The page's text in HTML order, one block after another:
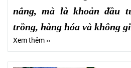
nắng, mà là khoản đầu
trồng, hàng hóa và không
Xem thêm ››